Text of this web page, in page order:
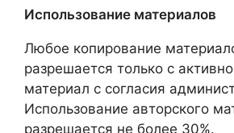
Использование материалов
Любое копирование
разрешается только с
материал с согласия
Использование авторского
разрешается не более 30%.